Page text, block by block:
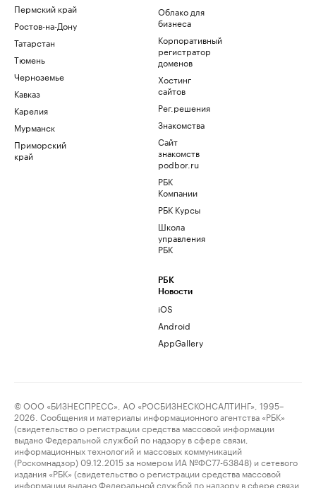
Пермский край
Ростов-на-Дону
Татарстан
Тюмень
Черноземье
Кавказ
Карелия
Мурманск
Приморский
край
Облако для
бизнеса
Корпоративный
регистратор
доменов
Хостинг
сайтов
Рег.решения
Знакомства
Сайт
знакомств
podbor.ru
РБК
Компании
РБК Курсы
Школа
управления
РБК
РБК
Новости
iOS
Android
AppGallery
© ООО «БИЗНЕСПРЕСС», АО «РОСБИЗНЕСКОНСАЛТИНГ», 1995–
2026. Сообщения и материалы информационного агентства «РБК»
(свидетельство о регистрации средства массовой информации
выдано Федеральной службой по надзору в сфере связи,
информационных технологий и массовых коммуникаций
(Роскомнадзор) 09.12.2015 за номером ИА №ФС77-63848) и сетевого
издания «РБК» (свидетельство о регистрации средства массовой
информации выдано Федеральной службой по надзору в сфере связи,